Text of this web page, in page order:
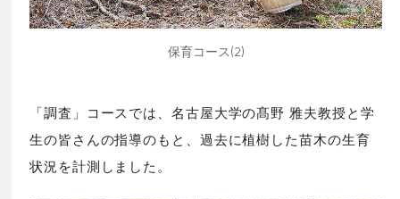
保育コース(2)
「調査」コースでは、名古屋大学の髙野 雅夫教授と学
生の皆さんの指導のもと、過去に植樹した苗木の生育
状況を計測しました。